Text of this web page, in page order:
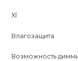
Xl
Влагозащита
Возможность